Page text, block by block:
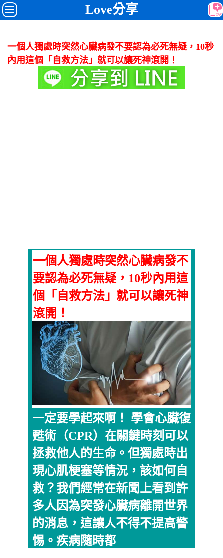
Love分享
一個人獨處時突然心臟病發不要認為必死無疑，10秒
內用這個「自救方法」就可以讓死神滾開！
一個人獨處時突然心臟病發不
要認為必死無疑，10秒內用這
個「自救方法」就可以讓死神
滾開！
一定要學起來啊！ 學會心臟復
甦術（CPR）在關鍵時刻可以
拯救他人的生命。但獨處時出
現心肌梗塞等情況，該如何自
救？我們經常在新聞上看到許
多人因為突發心臟病離開世界
的消息，這讓人不得不提高警
惕。疾病隨時都